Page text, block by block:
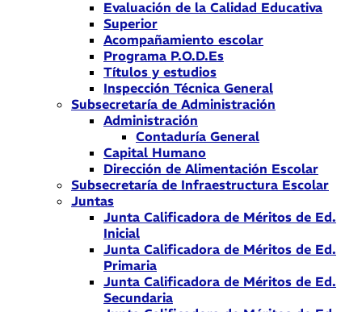
Evaluación de la Calidad Educativa
Superior
Acompañamiento escolar
Programa P.O.D.Es
Títulos y estudios
Inspección Técnica General
Subsecretaría de Administración
Administración
Contaduría General
Capital Humano
Dirección de Alimentación Escolar
Subsecretaría de Infraestructura Escolar
Juntas
Junta Calificadora de Méritos de Ed.
Inicial
Junta Calificadora de Méritos de Ed.
Primaria
Junta Calificadora de Méritos de Ed.
Secundaria